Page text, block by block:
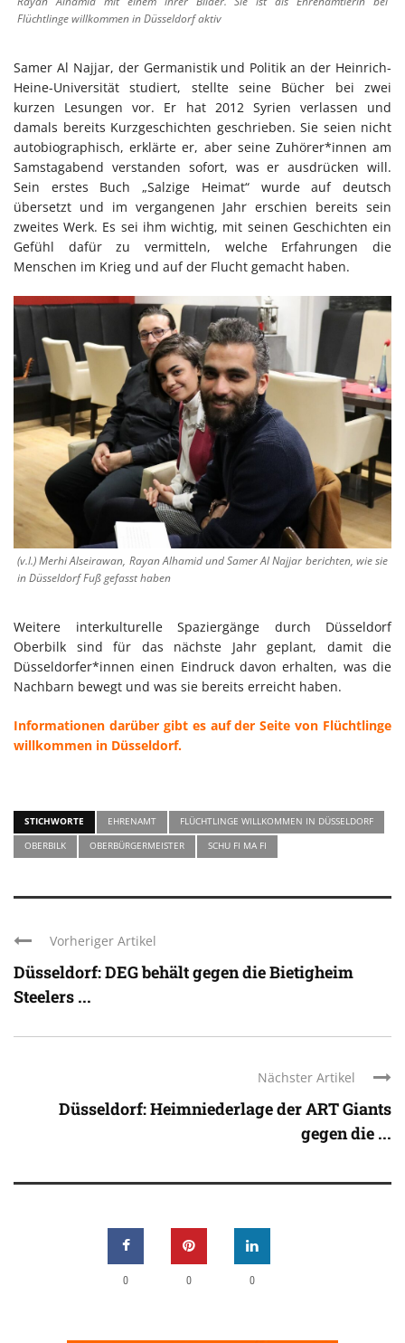
Flüchtlinge willkommen in Düsseldorf aktiv
Samer Al Najjar, der Germanistik und Politik an der Heinrich-
Heine-Universität studiert, stellte seine Bücher bei zwei
kurzen Lesungen vor. Er hat 2012 Syrien verlassen und
damals bereits Kurzgeschichten geschrieben. Sie seien nicht
autobiographisch, erklärte er, aber seine Zuhörer*innen am
Samstagabend verstanden sofort, was er ausdrücken will.
Sein erstes Buch „Salzige Heimat“ wurde auf deutsch
übersetzt und im vergangenen Jahr erschien bereits sein
zweites Werk. Es sei ihm wichtig, mit seinen Geschichten ein
Gefühl dafür zu vermitteln, welche Erfahrungen die
Menschen im Krieg und auf der Flucht gemacht haben.
(v.l.) Merhi Alseirawan, Rayan Alhamid und Samer Al Najjar berichten, wie sie
in Düsseldorf Fuß gefasst haben
Weitere interkulturelle Spaziergänge durch Düsseldorf
Oberbilk sind für das nächste Jahr geplant, damit die
Düsseldorfer*innen einen Eindruck davon erhalten, was die
Nachbarn bewegt und was sie bereits erreicht haben.
Informationen darüber gibt es auf der Seite von Flüchtlinge
willkommen in Düsseldorf.
STICHWORTE EHRENAMT
FLÜCHTLINGE WILLKOMMEN IN DÜSSELDORF
OBERBILK
OBERBÜRGERMEISTER SCHU FI MA FI
Vorheriger Artikel
Düsseldorf: DEG behält gegen die Bietigheim
Steelers ...
Nächster Artikel
Düsseldorf: Heimniederlage der ART Giants
gegen die ...
0 0 0